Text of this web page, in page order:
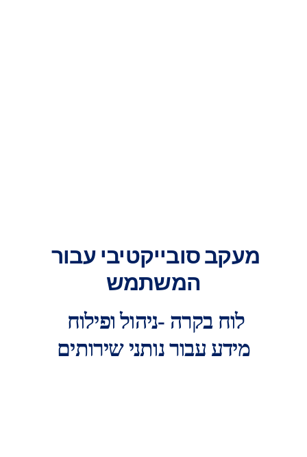
מעקב סובייקטיבי עבור
המשתמש
לוח בקרה -ניהול ופילוח
מידע עבור נותני שירותים